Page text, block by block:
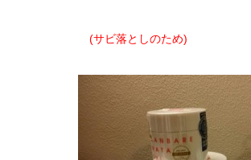
(サビ落としのため)